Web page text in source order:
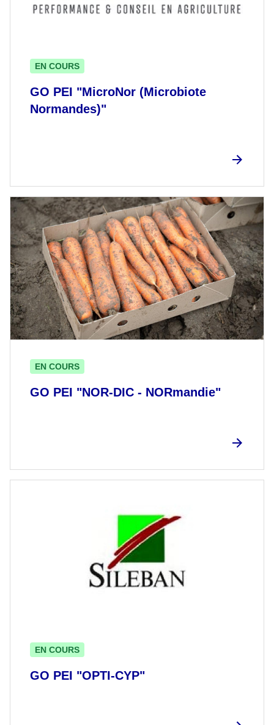
GO PEI "MicroNor (Microbiote
Normandes)"
EN COURS
GO PEI "NOR-DIC - NORmandie"
EN COURS
GO PEI "OPTI-CYP"
EN COURS